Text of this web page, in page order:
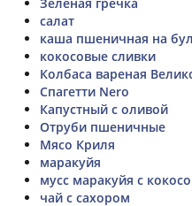
салат
каша пшеничная на
кокосовые сливки
Колбаса вареная
Спагетти Nero
Капустный с оливой
Отруби пшеничные
Мясо Криля
маракуйя
мусс маракуйя с
чай с сахором